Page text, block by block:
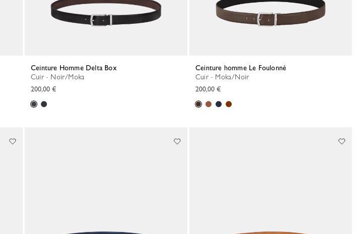
Ceinture Homme Delta Box
Cuir - Noir/Moka
200,00 €
Ceinture homme Le Foulonné
Cuir - Moka/Noir
200,00 €